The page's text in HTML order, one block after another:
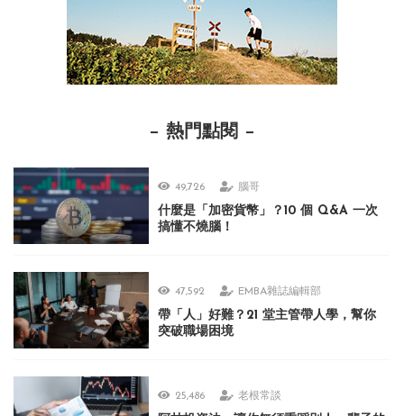
熱門點閱
49,726 腦哥
什麼是「加密貨幣」？10 個 Q&A 一次
搞懂不燒腦！
47,592 EMBA雜誌編輯部
帶「人」好難？21 堂主管帶人學，幫你
突破職場困境
25,486 老根常談